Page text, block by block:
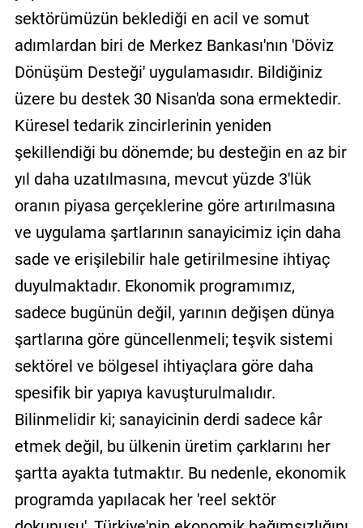
sektörümüzün beklediği en acil ve somut
adımlardan biri de Merkez Bankası'nın 'Döviz
Dönüşüm Desteği' uygulamasıdır. Bildiğiniz
üzere bu destek 30 Nisan'da sona ermektedir.
Küresel tedarik zincirlerinin yeniden
şekillendiği bu dönemde; bu desteğin en az bir
yıl daha uzatılmasına, mevcut yüzde 3'lük
oranın piyasa gerçeklerine göre artırılmasına
ve uygulama şartlarının sanayicimiz için daha
sade ve erişilebilir hale getirilmesine ihtiyaç
duyulmaktadır. Ekonomik programımız,
sadece bugünün değil, yarının değişen dünya
şartlarına göre güncellenmeli; teşvik sistemi
sektörel ve bölgesel ihtiyaçlara göre daha
spesifik bir yapıya kavuşturulmalıdır.
Bilinmelidir ki; sanayicinin derdi sadece kâr
etmek değil, bu ülkenin üretim çarklarını her
şartta ayakta tutmaktır. Bu nedenle, ekonomik
programda yapılacak her 'reel sektör